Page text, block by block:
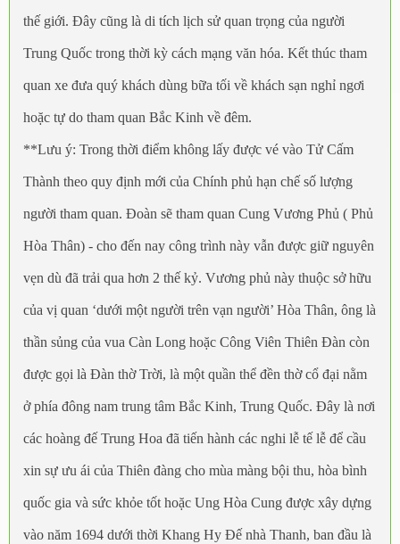
thế giới. Đây cũng là di tích lịch sử quan trọng của người
Trung Quốc trong thời kỳ cách mạng văn hóa. Kết thúc tham
quan xe đưa quý khách dùng bữa tối về khách sạn nghỉ ngơi
hoặc tự do tham quan Bắc Kinh về đêm.
**Lưu ý: Trong thời điểm không lấy được vé vào Tử Cấm
Thành theo quy định mới của Chính phủ hạn chế số lượng
người tham quan. Đoàn sẽ tham quan Cung Vương Phủ ( Phủ
Hòa Thân) - cho đến nay công trình này vẫn được giữ nguyên
vẹn dù đã trải qua hơn 2 thế kỷ. Vương phủ này thuộc sở hữu
của vị quan ‘dưới một người trên vạn người’ Hòa Thân, ông là
thần sủng của vua Càn Long hoặc Công Viên Thiên Đàn còn
được gọi là Đàn thờ Trời, là một quần thể đền thờ cổ đại nằm
ở phía đông nam trung tâm Bắc Kinh, Trung Quốc. Đây là nơi
các hoàng đế Trung Hoa đã tiến hành các nghi lễ tế lễ để cầu
xin sự ưu ái của Thiên đàng cho mùa màng bội thu, hòa bình
quốc gia và sức khỏe tốt hoặc Ung Hòa Cung được xây dựng
vào năm 1694 dưới thời Khang Hy Đế nhà Thanh, ban đầu là